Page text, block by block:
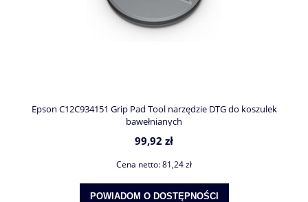
Epson C12C934151 Grip Pad Tool narzędzie DTG do koszulek
bawełnianych
99,92 zł
Cena netto:81,24 zł
POWIADOM O DOSTĘPNOŚCI